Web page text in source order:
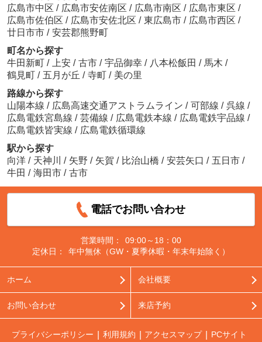
広島市中区 / 広島市安佐南区 / 広島市南区 / 広島市東区 /
広島市佐伯区 / 広島市安佐北区 / 東広島市 / 広島市西区 /
廿日市市 / 安芸郡熊野町
町名から探す
牛田新町 / 上安 / 古市 / 宇品御幸 / 八本松飯田 / 馬木 /
鶴見町 / 五月が丘 / 寺町 / 美の里
路線から探す
山陽本線 / 広島高速交通アストラムライン / 可部線 / 呉線 /
広島電鉄宮島線 / 芸備線 / 広島電鉄本線 / 広島電鉄宇品線 /
広島電鉄皆実線 / 広島電鉄循環線
駅から探す
向洋 / 天神川 / 矢野 / 矢賀 / 比治山橋 / 安芸矢口 / 五日市 /
牛田 / 海田市 / 古市
電話でお問い合わせ
営業時間：
09:00～18：00
定休日：
年中無休（GW・夏季休暇・年末年始除く）
ホーム 会社概要
お問い合わせ 来店予約
プライバシーポリシー 利用規約 アクセスマップ PCサイト